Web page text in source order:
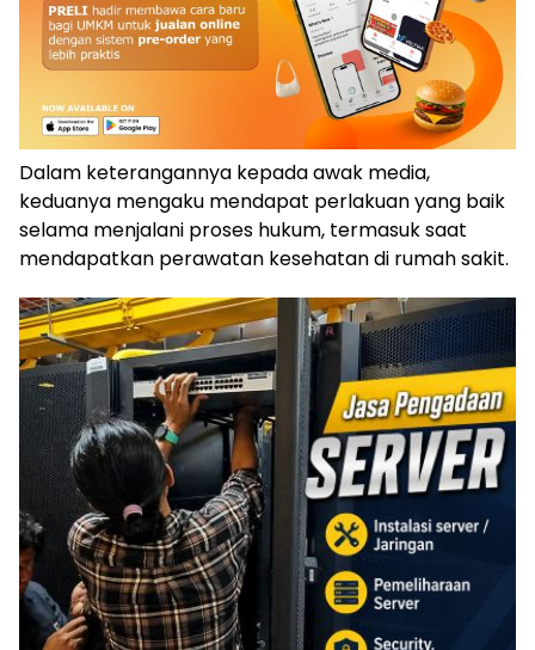
Dalam keterangannya kepada awak media,
keduanya mengaku mendapat perlakuan yang baik
selama menjalani proses hukum, termasuk saat
mendapatkan perawatan kesehatan di rumah sakit.